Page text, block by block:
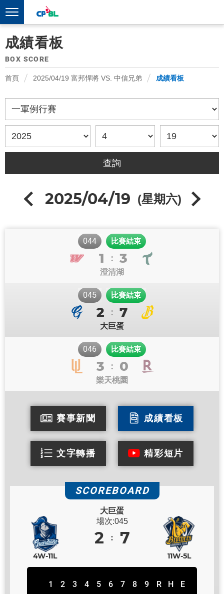
成績看板
BOX SCORE
首頁 2025/04/19 富邦悍將 VS. 中信兄弟 成績看板
2025/04/19 (星期六)
044 比賽結束
1 : 3
澄清湖
045 比賽結束
2 : 7
大巨蛋
046 比賽結束
3 : 0
樂天桃園
賽事新聞 成績看板
文字轉播 精彩短片
SCOREBOARD
大巨蛋
場次:045
2
4W-11L
1 2 3 4 5 6 7 8 9 R H E
7
11W-5L